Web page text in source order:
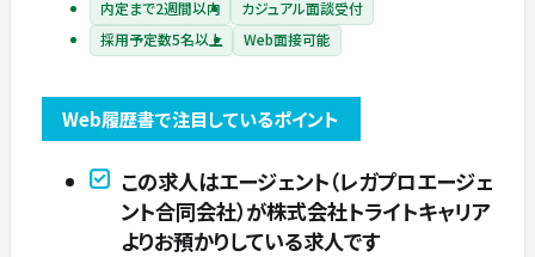
内定まで2週間以内
カジュアル面談受付
採用予定数5名以上
Web面接可能
Web履歴書で注目しているポイント
この求人はエージェント（レガプロエージェ
ント合同会社）が株式会社トライトキャリア
よりお預かりしている求人です